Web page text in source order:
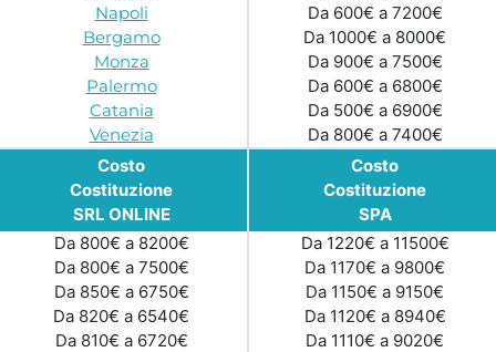
Napoli
Bergamo
Monza
Palermo
Catania
Venezia
Da 600€ a 7200€
Da 1000€ a 8000€
Da 900€ a 7500€
Da 600€ a 6800€
Da 500€ a 6900€
Da 800€ a 7400€
Costo
Costituzione
SRL ONLINE
Da 800€ a 8200€
Da 800€ a 7500€
Da 850€ a 6750€
Da 820€ a 6540€
Da 810€ a 6720€
Costo
Costituzione
SPA
Da 1220€ a 11500€
Da 1170€ a 9800€
Da 1150€ a 9150€
Da 1120€ a 8940€
Da 1110€ a 9020€